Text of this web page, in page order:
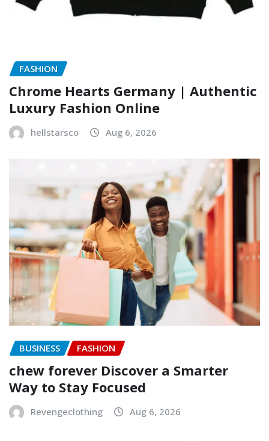
FASHION
Chrome Hearts Germany | Authentic
Luxury Fashion Online
hellstarsco Aug 6, 2026
BUSINESS FASHION
chew forever Discover a Smarter
Way to Stay Focused
Revengeclothing Aug 6, 2026